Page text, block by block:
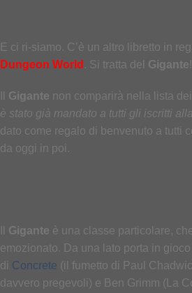
E ci ri-siamo. C’è un altro libretto in
Dungeon World . Si tratta del Gigante!
Gigante non comparirà nella lista
è stato già mandato a tutti gli iscritti
dato come regalo di benvenuto a tutti
da oggi in poi.
Gigante è una classe particolare,
emozionato. Da una lato porta in
di Concrete (il fumetto di Paul
davvero pregevoli ) e Ben Grimm (La